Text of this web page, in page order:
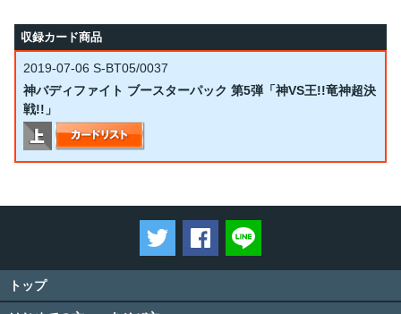
収録カード商品
2019-07-06 S-BT05/0037
神バディファイト ブースターパック 第5弾「神VS王!!竜神超決
戦!!」
ツイートするFacebookでシェアする
トップ